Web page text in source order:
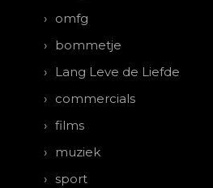
omfg
bommetje
Lang Leve de Liefde
commercials
films
muziek
sport